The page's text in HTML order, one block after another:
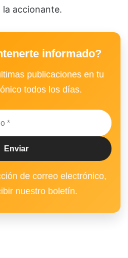
la accionante.
informado?
publicaciones en tu
todos los días.
de correo electrónico,
nuestro boletín.